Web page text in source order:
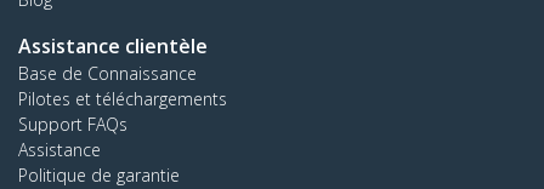
Assistance clientèle
Base de Connaissance
Pilotes et téléchargements
Support FAQs
Assistance
Politique de garantie